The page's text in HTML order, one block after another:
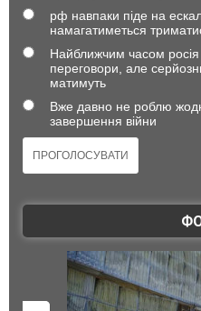
рф навпаки піде на
намагатиметься
Найближчим часом
переговори, але
матимуть
Вже давно не роблю
завершення війни